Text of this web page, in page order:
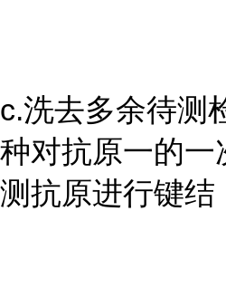
c.洗去多余待测
种对抗原一的一
测抗原进行键结